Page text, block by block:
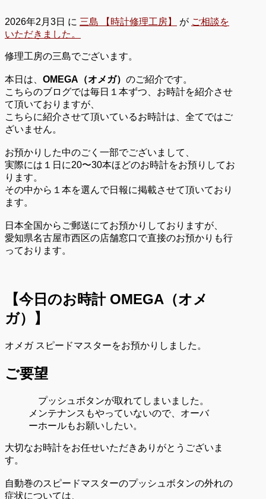
2026年2月3日 に 三島 【時計修理工房】 が ご相談を
いただきました。
修理工房の三島でございます。
本日は、 OMEGA（オメガ） のご紹介です。
こちらのブログでは毎日１本ずつ、お時計を紹介させ
て頂いておりますが、
こちらに紹介させて頂いているお時計は、全てではご
ざいません。
お預かりした中のごく一部でございまして、
実際には１日に20〜30本ほどのお時計をお預りしてお
ります。
その中から１本を選んで日報に掲載させて頂いており
ます。
日本全国からご郵送にてお預かりしておりますが、
愛知県名古屋市西区の店舗窓口で直接のお預かりも行
っております。
【今日のお時計 OMEGA（オメ
ガ）
】
オメガ スピードマスターをお預かりしました。
ご要望
プッシュボタンが取れてしまいました。
メンテナンスもやっていないので、オーバ
ーホールもお願いしたい。
大切なお時計をお任せいただきありがとうございま
す。
自動巻のスピードマスターのプッシュボタンの外れの
症状については、